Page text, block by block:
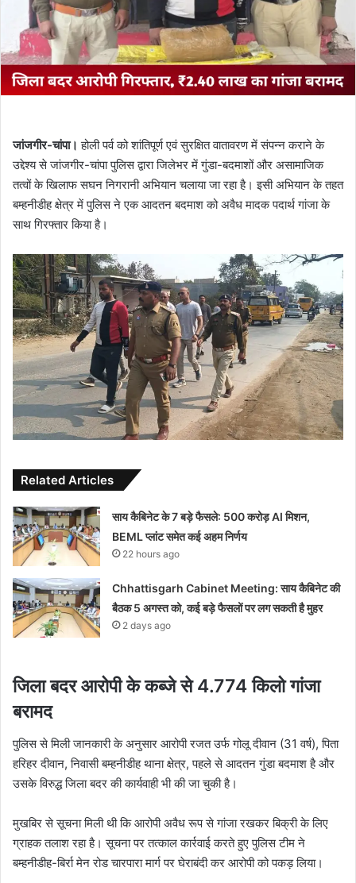
जांजगीर-चांपा। होली पर्व को शांतिपूर्ण एवं सुरक्षित वातावरण में संपन्न कराने के
उद्देश्य से जांजगीर-चांपा पुलिस द्वारा जिलेभर में गुंडा-बदमाशों और असामाजिक
तत्वों के खिलाफ सघन निगरानी अभियान चलाया जा रहा है। इसी अभियान के तहत
बम्हनीडीह क्षेत्र में पुलिस ने एक आदतन बदमाश को अवैध मादक पदार्थ गांजा के
साथ गिरफ्तार किया है।
Related Articles
साय कैबिनेट के 7 बड़े फैसले: 500 करोड़ AI मिशन,
BEML प्लांट समेत कई अहम निर्णय
22 hours ago
Chhattisgarh Cabinet Meeting: साय कैबिनेट की
बैठक 5 अगस्त को, कई बड़े फैसलों पर लग सकती है मुहर
2 days ago
जिला बदर आरोपी के कब्जे से 4.774 किलो गांजा
बरामद
पुलिस से मिली जानकारी के अनुसार आरोपी रजत उर्फ गोलू दीवान (31 वर्ष), पिता
हरिहर दीवान, निवासी बम्हनीडीह थाना क्षेत्र, पहले से आदतन गुंडा बदमाश है और
उसके विरुद्ध जिला बदर की कार्यवाही भी की जा चुकी है।
मुखबिर से सूचना मिली थी कि आरोपी अवैध रूप से गांजा रखकर बिक्री के लिए
ग्राहक तलाश रहा है। सूचना पर तत्काल कार्रवाई करते हुए पुलिस टीम ने
बम्हनीडीह-बिर्रा मेन रोड चारपारा मार्ग पर घेराबंदी कर आरोपी को पकड़ लिया।